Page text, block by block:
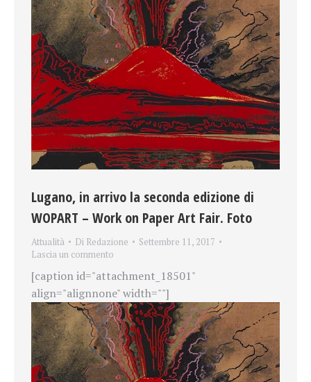
Lugano, in arrivo la seconda edizione di
WOPART – Work on Paper Art Fair. Foto
Attualità Di Redazione
Settembre 11, 2017
Lascia un commento
[caption id="attachment_18501"
align="alignnone" width=""]